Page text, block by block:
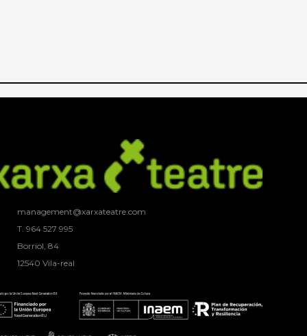
management@xarxateatre.com
T. ‭964 527 995
Borriol, 84
12540 Vila-real